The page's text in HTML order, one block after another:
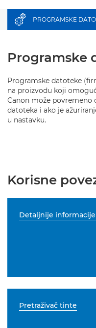
PROGRAMSKE
Programske
Programske datoteke
na proizvodu koji
Canon može
datoteka i ako je
u nastavku.
Korisne
Detaljnije
Pretraživač tinte